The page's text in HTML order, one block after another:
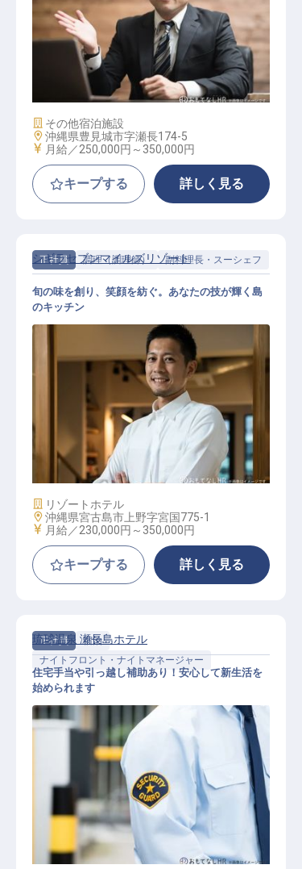
宿泊マネージャー
施設業態
その他宿泊施設
勤務地
沖縄県豊見城市字瀬長174-5
給与
月給／250,000円～ 350,000円
キープする 詳しく見る
正社員 調理（調理師） 副料理長・スーシェフ
調理（調理主任～副料理長）
シギラセブンマイルズリゾート
旬の味を創り、笑顔を紡ぐ。あなたの技が輝く島
のキッチン
施設業態
リゾートホテル
勤務地
沖縄県宮古島市上野字宮国775-1
給与
月給／230,000円～ 350,000円
キープする 詳しく見る
正社員
宿泊
ナイトフロント・ナイトマネージャー
夜勤専属フロントスタッフ
琉球温泉 瀬長島ホテル
住宅手当や引っ越し補助あり！安心して新生活を
始められます